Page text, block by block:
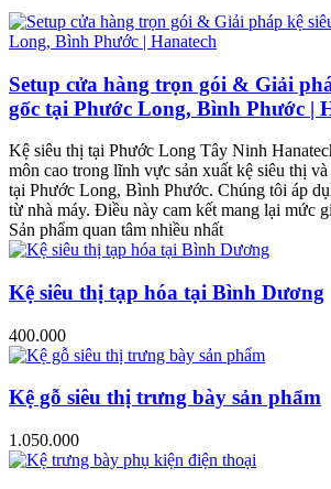
Setup cửa hàng trọn gói & Giải
gốc tại Phước Long, Bình Phước |
Kệ siêu thị tại Phước Long Tây Ninh
môn cao trong lĩnh vực sản xuất kệ siêu thị
tại Phước Long, Bình Phước. Chúng tôi áp
từ nhà máy. Điều này cam kết mang lại mức
Sản phẩm quan tâm nhiều nhất
Kệ siêu thị tạp hóa tại Bình Dương
400.000
Kệ gỗ siêu thị trưng bày sản phẩm
1.050.000